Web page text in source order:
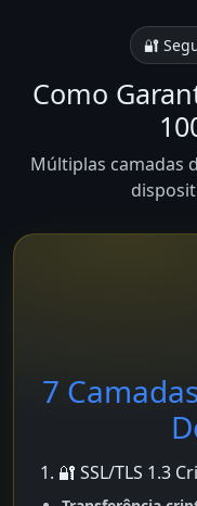
🔐
Como
Múltiplas camadas
7
1. 🔐 SSL/TLS 1.3